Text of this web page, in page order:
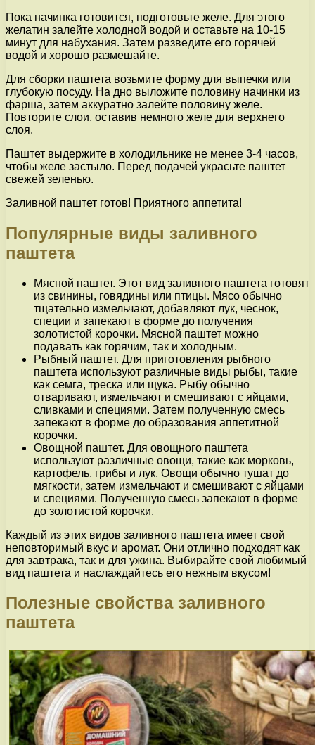
Пока начинка готовится, подготовьте желе. Для этого
желатин залейте холодной водой и оставьте на 10-15
минут для набухания. Затем разведите его горячей
водой и хорошо размешайте.
Для сборки паштета возьмите форму для выпечки или
глубокую посуду. На дно выложите половину начинки из
фарша, затем аккуратно залейте половину желе.
Повторите слои, оставив немного желе для верхнего
слоя.
Паштет выдержите в холодильнике не менее 3-4 часов,
чтобы желе застыло. Перед подачей украсьте паштет
свежей зеленью.
Заливной паштет готов! Приятного аппетита!
Популярные виды заливного
паштета
Мясной паштет. Этот вид заливного паштета готовят
из свинины, говядины или птицы. Мясо обычно
тщательно измельчают, добавляют лук, чеснок,
специи и запекают в форме до получения
золотистой корочки. Мясной паштет можно
подавать как горячим, так и холодным.
Рыбный паштет. Для приготовления рыбного
паштета используют различные виды рыбы, такие
как семга, треска или щука. Рыбу обычно
отваривают, измельчают и смешивают с яйцами,
сливками и специями. Затем полученную смесь
запекают в форме до образования аппетитной
корочки.
Овощной паштет. Для овощного паштета
используют различные овощи, такие как морковь,
картофель, грибы и лук. Овощи обычно тушат до
мягкости, затем измельчают и смешивают с яйцами
и специями. Полученную смесь запекают в форме
до золотистой корочки.
Каждый из этих видов заливного паштета имеет свой
неповторимый вкус и аромат. Они отлично подходят как
для завтрака, так и для ужина. Выбирайте свой любимый
вид паштета и наслаждайтесь его нежным вкусом!
Полезные свойства заливного
паштета